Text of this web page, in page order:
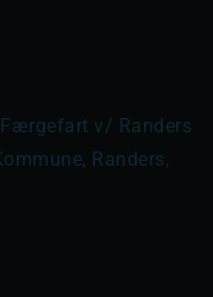
v/ Randers
Randers,